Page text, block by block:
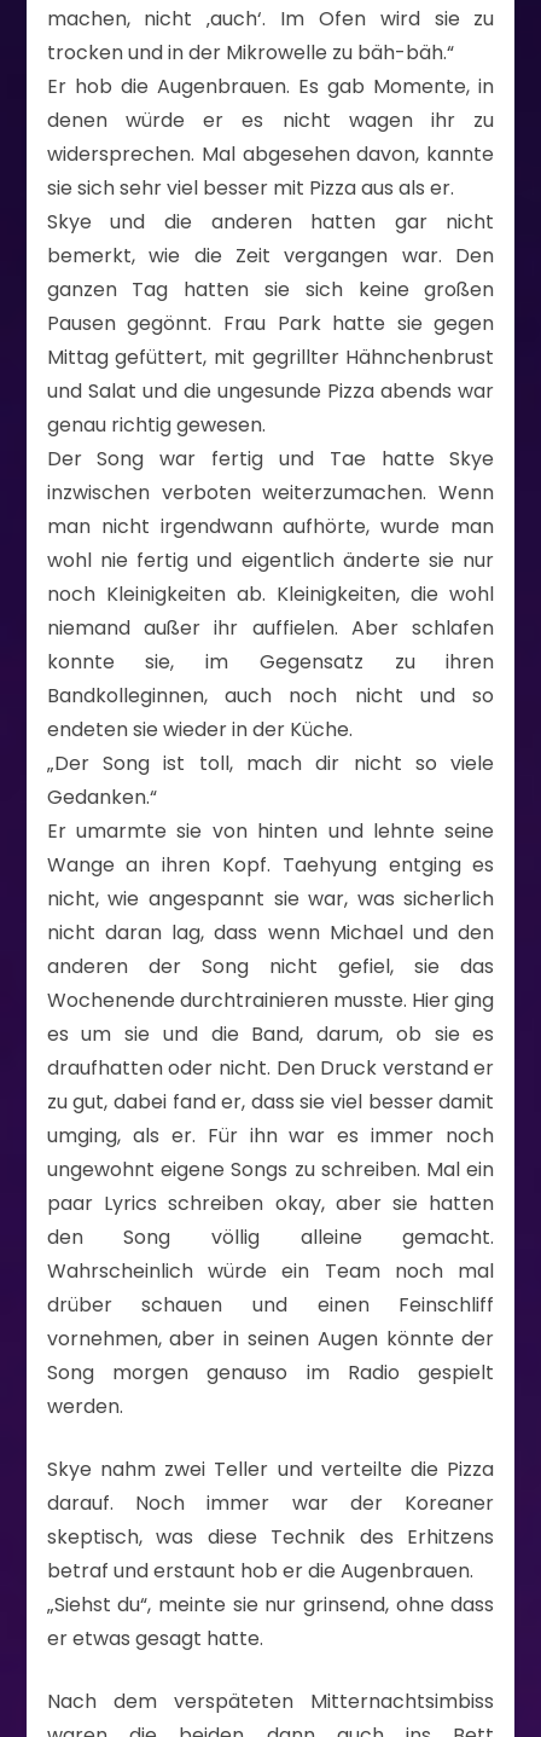
machen, nicht ‚auch‘. Im Ofen wird sie zu
trocken und in der Mikrowelle zu bäh-bäh.“
Er hob die Augenbrauen. Es gab Momente, in
denen würde er es nicht wagen ihr zu
widersprechen. Mal abgesehen davon, kannte
sie sich sehr viel besser mit Pizza aus als er.
Skye und die anderen hatten gar nicht
bemerkt, wie die Zeit vergangen war. Den
ganzen Tag hatten sie sich keine großen
Pausen gegönnt. Frau Park hatte sie gegen
Mittag gefüttert, mit gegrillter Hähnchenbrust
und Salat und die ungesunde Pizza abends war
genau richtig gewesen.
Der Song war fertig und Tae hatte Skye
inzwischen verboten weiterzumachen. Wenn
man nicht irgendwann aufhörte, wurde man
wohl nie fertig und eigentlich änderte sie nur
noch Kleinigkeiten ab. Kleinigkeiten, die wohl
niemand außer ihr auffielen. Aber schlafen
konnte sie, im Gegensatz zu ihren
Bandkolleginnen, auch noch nicht und so
endeten sie wieder in der Küche.
„Der Song ist toll, mach dir nicht so viele
Gedanken.“
Er umarmte sie von hinten und lehnte seine
Wange an ihren Kopf. Taehyung entging es
nicht, wie angespannt sie war, was sicherlich
nicht daran lag, dass wenn Michael und den
anderen der Song nicht gefiel, sie das
Wochenende durchtrainieren musste. Hier ging
es um sie und die Band, darum, ob sie es
draufhatten oder nicht. Den Druck verstand er
zu gut, dabei fand er, dass sie viel besser damit
umging, als er. Für ihn war es immer noch
ungewohnt eigene Songs zu schreiben. Mal ein
paar Lyrics schreiben okay, aber sie hatten
den Song völlig alleine gemacht.
Wahrscheinlich würde ein Team noch mal
drüber schauen und einen Feinschliff
vornehmen, aber in seinen Augen könnte der
Song morgen genauso im Radio gespielt
werden.
Skye nahm zwei Teller und verteilte die Pizza
darauf. Noch immer war der Koreaner
skeptisch, was diese Technik des Erhitzens
betraf und erstaunt hob er die Augenbrauen.
„Siehst du“, meinte sie nur grinsend, ohne dass
er etwas gesagt hatte.
Nach dem verspäteten Mitternachtsimbiss